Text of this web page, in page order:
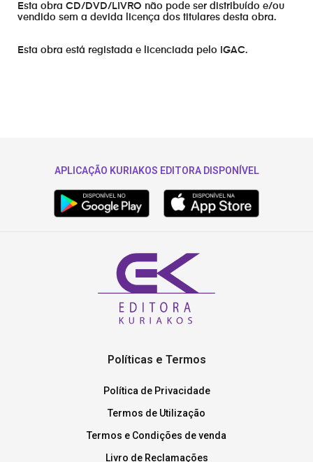
Esta obra CD/DVD/LIVRO não pode ser distribuído e/ou
vendido sem a devida licença dos titulares desta obra.
Esta obra está registada e licenciada pelo IGAC.
APLICAÇÃO KURIAKOS EDITORA DISPONÍVEL
Políticas e Termos
Política de Privacidade
Termos de Utilização
Termos e Condições de venda
Livro de Reclamações